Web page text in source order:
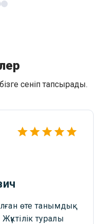
сеніп тапсырады.
өте танымдық
туралы